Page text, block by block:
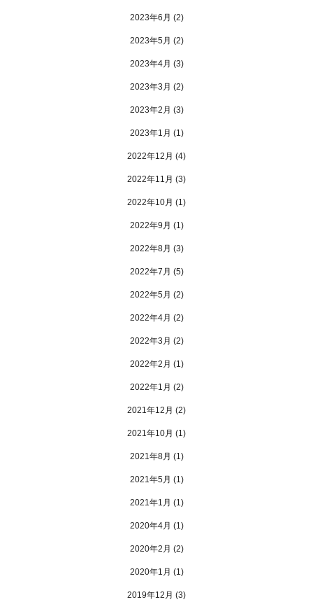
2023年6月 (2)
2023年5月 (2)
2023年4月 (3)
2023年3月 (2)
2023年2月 (3)
2023年1月 (1)
2022年12月 (4)
2022年11月 (3)
2022年10月 (1)
2022年9月 (1)
2022年8月 (3)
2022年7月 (5)
2022年5月 (2)
2022年4月 (2)
2022年3月 (2)
2022年2月 (1)
2022年1月 (2)
2021年12月 (2)
2021年10月 (1)
2021年8月 (1)
2021年5月 (1)
2021年1月 (1)
2020年4月 (1)
2020年2月 (2)
2020年1月 (1)
2019年12月 (3)